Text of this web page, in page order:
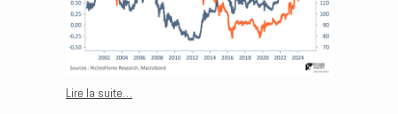
Lire la suite…